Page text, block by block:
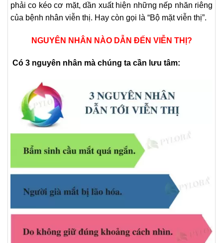
phải co kéo cơ mặt, dần xuất hiện những nếp nhăn riêng
của bệnh nhân viễn thị. Hay còn gọi là “Bộ mặt viễn thị”.
NGUYÊN NHÂN NÀO DẪN ĐẾN VIỄN THỊ?
Có 3 nguyên nhân mà chúng ta cần lưu tâm: